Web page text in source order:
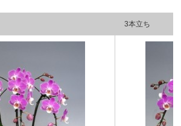
3本立ち